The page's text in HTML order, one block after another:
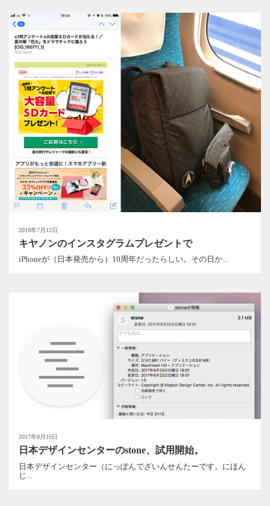
2018年7月12日
キヤノンのインスタグラムプレゼントで
iPhoneが（日本発売から）10周年だったらしい。その日か...
2017年8月10日
日本デザインセンターのstone、試用開始。
日本デザインセンター（にっぽんでざいんせんたーです。にほん
じ...